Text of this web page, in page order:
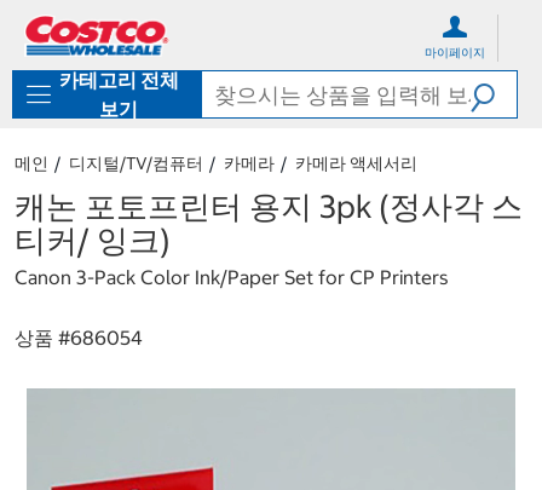
로
기
가
마이페이지
카테고리 전체
보기
메인 디지털/TV/컴퓨터 카메라 카메라 액세서리
캐논 포토프린터 용지 3pk (정사각 스
티커/ 잉크)
Canon 3-Pack Color Ink/Paper Set for CP Printers
상품 #686054